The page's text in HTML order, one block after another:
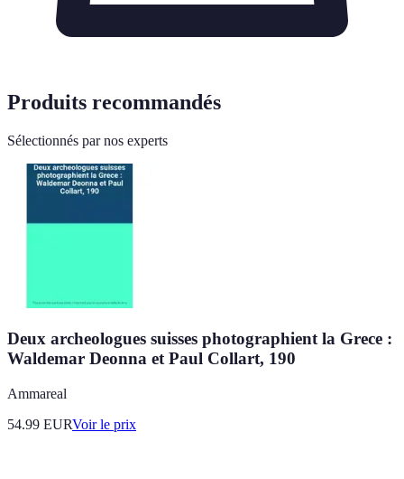
Produits recommandés
Sélectionnés par nos experts
Deux archeologues suisses photographient la Grece :
Waldemar Deonna et Paul Collart, 190
Ammareal
54.99 EURVoir le prix